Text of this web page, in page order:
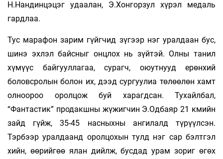
Н.Нан­динцэцэг удаалан, Э.Хонгорзул хүрэл медаль
гардлаа.
Тус марафон зарим гүйгчид зүгээр нэг уралдаан бус,
шинэ эхлэл байсныг онцлох нь зүйтэй. Олны танил
хүмүүс байгууллагаа, су­рагч, оюутнууд ерөнхий
боловсролын болон их, дээд сургуулиа төлөөлөн хамт
олноороо оролцож буй харагдсан. Тухайлбал,
“Фантастик” продакшны жүжигчин Э.Одбаяр 21 кмийн
зайд гүйж, 35-45 насныхны ангилалд түрүүлсэн.
Тэрбээр уралдаанд оролцохын тулд нэг сар бэлтгэл
хийн, өөрийгөө ялан дийлж, бусдад урам зориг өгөх